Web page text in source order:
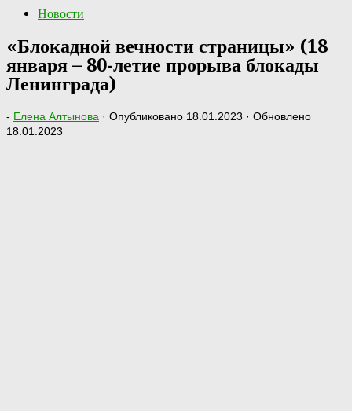
Новости
«Блокадной вечности страницы» (18
января – 80-летие прорыва блокады
Ленинграда)
- Елена Алтынова · Опубликовано 18.01.2023 · Обновлено
18.01.2023